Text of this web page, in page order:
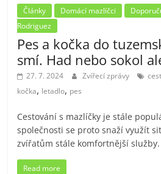
Články Domácí mazlíčci
Rodriguez
Pes a kočka do
smí. Had nebo sokol
27. 7. 2024 Zvířecí zprávy
kočka, letadlo, pes
Cestování s mazlíčky je stále
společnosti se proto snaží využít
zvířatům stále komfortnější služby.
Read more